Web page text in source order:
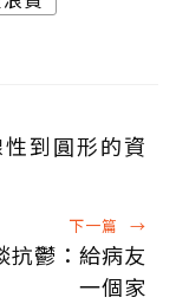
到圓形的資
下一篇 →
抗鬱：給病友
一個家